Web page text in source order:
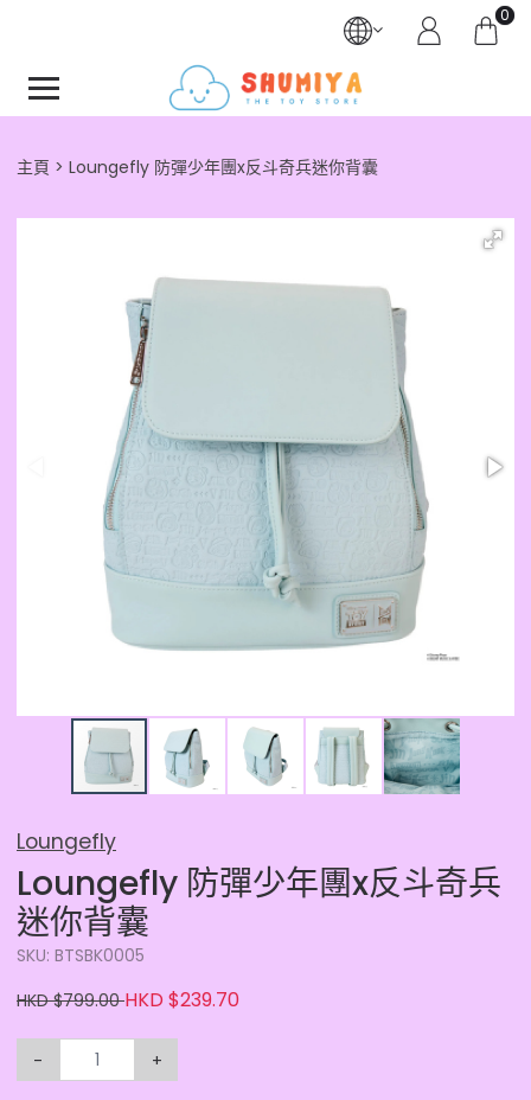
0
主頁 Loungefly 防彈少年團x反斗奇兵迷你背囊
Loungefly
Loungefly 防彈少年團x反斗奇兵
迷你背囊
SKU: BTSBK0005
HKD $799.00HKD $239.70
- +